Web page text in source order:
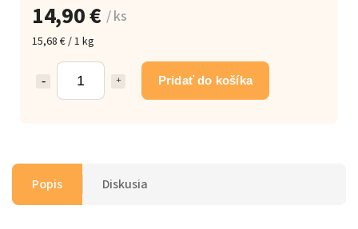
14,90 € / ks
15,68 € / 1 kg
Pridať do košíka
Popis Diskusia